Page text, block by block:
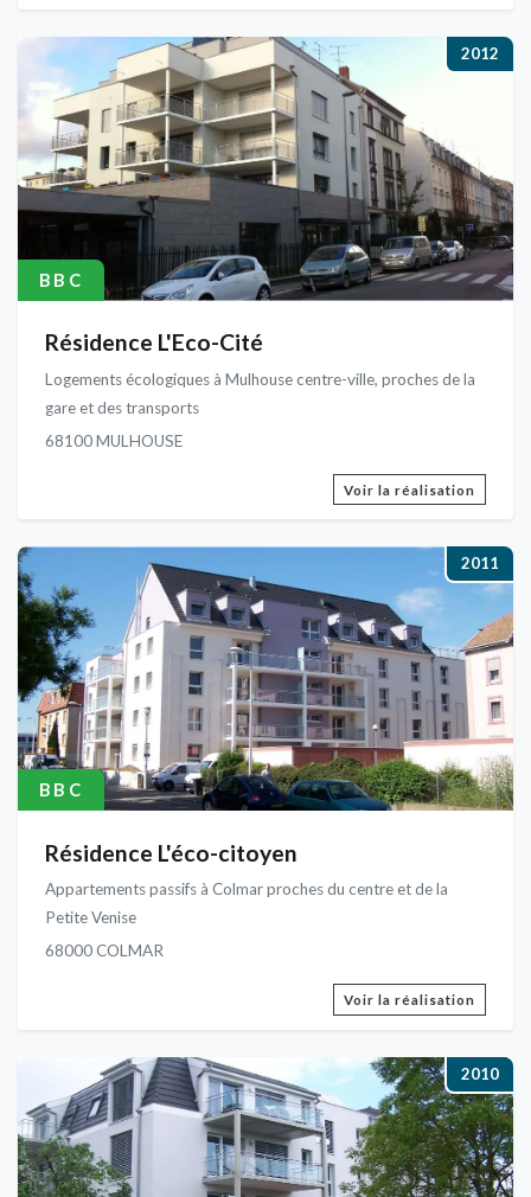
2012
BBC
Résidence L'Eco-Cité
Logements écologiques à Mulhouse centre-ville, proches de la
gare et des transports
68100 MULHOUSE
Voir la réalisation
2011
BBC
Résidence L'éco-citoyen
Appartements passifs à Colmar proches du centre et de la
Petite Venise
68000 COLMAR
Voir la réalisation
2010